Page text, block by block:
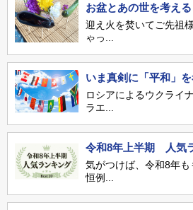
お盆とあの世を考える
迎え火を焚いてご先祖
ゃっ...
いま真剣に「平和」
ロシアによるウクライ
ラエ...
令和8年上半期 人気
気がつけば、令和8年も
恒例...